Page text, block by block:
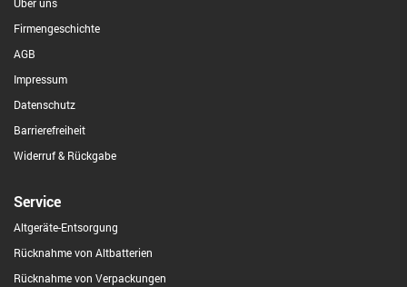
Firmengeschichte
AGB
Impressum
Datenschutz
Barrierefreiheit
Widerruf & Rückgabe
Service
Altgeräte-Entsorgung
Rücknahme von Altbatterien
Rücknahme von Verpackungen